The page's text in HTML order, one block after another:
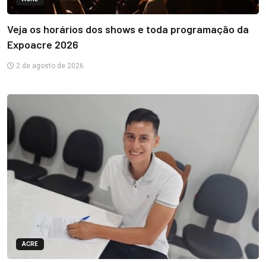
Veja os horários dos shows e toda programação da
Expoacre 2026
2 de agosto de 2026
ACRE